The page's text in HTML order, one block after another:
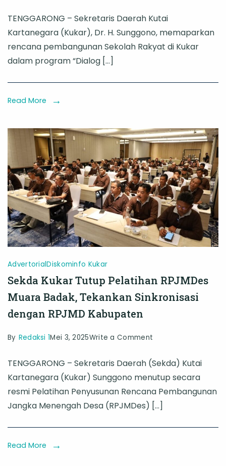
Kukar
Sunggono
Paparkan
Sekolah
TVRI
Kaltim
TENGGARONG – Sekretaris Daerah Kutai
Kartanegara (Kukar), Dr. H. Sunggono, memaparkan
rencana pembangunan Sekolah Rakyat di Kukar
dalam program “Dialog […]
Read More
AdvertorialDiskominfo Kukar
Sekda Kukar Tutup Pelatihan RPJMDes
Muara Badak, Tekankan Sinkronisasi
dengan RPJMD Kabupaten
By Redaksi 1Mei 3, 2025Write a Comment
Kukar
Tutup
Pelatihan
RPJMDes
Muara
TENGGARONG – Sekretaris Daerah (Sekda) Kutai
Kartanegara (Kukar) Sunggono menutup secara
resmi Pelatihan Penyusunan Rencana Pembangunan
Jangka Menengah Desa (RPJMDes) […]
Read More